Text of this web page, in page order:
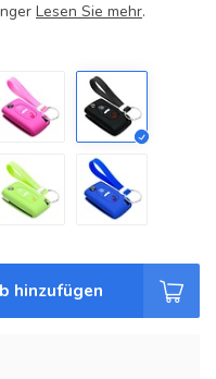
Lesen Sie mehr.
hinzufügen